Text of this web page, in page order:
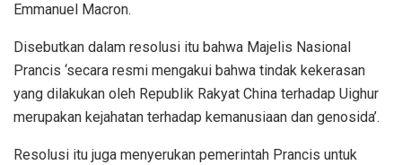
Emmanuel Macron.
Disebutkan dalam resolusi itu bahwa Majelis Nasional
Prancis ‘secara resmi mengakui bahwa tindak kekerasan
yang dilakukan oleh Republik Rakyat China terhadap Uighur
merupakan kejahatan terhadap kemanusiaan dan genosida’.
Resolusi itu juga menyerukan pemerintah Prancis untuk